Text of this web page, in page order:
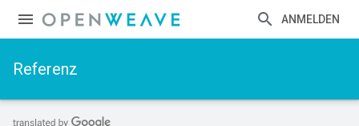
ANMELDEN
Referenz